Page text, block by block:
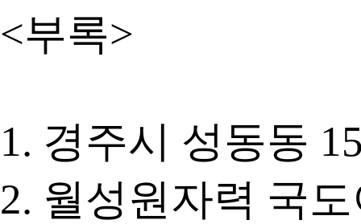
<부록>
1. 경주시 성동동
2. 월성원자력 국